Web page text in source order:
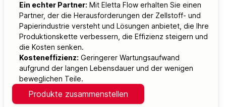
Ein echter Partner: Mit Eletta Flow erhalten Sie einen
Partner, der die Herausforderungen der Zellstoff- und
Papierindustrie versteht und Lösungen anbietet, die Ihre
Produktionskette verbessern, die Effizienz steigern und
die Kosten senken.
Kosteneffizienz: Geringerer Wartungsaufwand
aufgrund der langen Lebensdauer und der wenigen
beweglichen Teile.
Produkte zusammenstellen